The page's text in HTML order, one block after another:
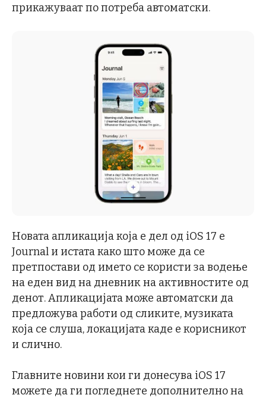
прикажуваат по потреба автоматски.
Новата апликација која е дел од iOS 17 е
Journal и истата како што може да се
претпостави од името се користи за водење
на еден вид на дневник на активностите од
денот. Апликацијата може автоматски да
предложува работи од сликите, музиката
која се слуша, локацијата каде е корисникот
и слично.
Главните новини кои ги донесува iOS 17
можете да ги погледнете дополнително на